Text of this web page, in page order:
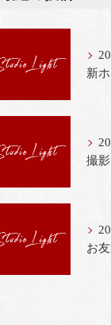
新
撮
お